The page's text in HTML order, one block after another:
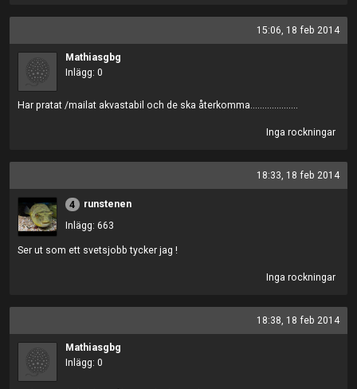
15:06, 18 feb 2014
Mathiasgbg
Inlägg: 0
Har pratat /mailat akvastabil och de ska återkomma....................
Inga rockningar
18:33, 18 feb 2014
4
runstenen
Inlägg: 663
Ser ut som ett svetsjobb tycker jag !
Inga rockningar
18:38, 18 feb 2014
Mathiasgbg
Inlägg: 0